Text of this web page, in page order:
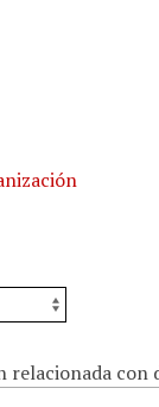
relacionada